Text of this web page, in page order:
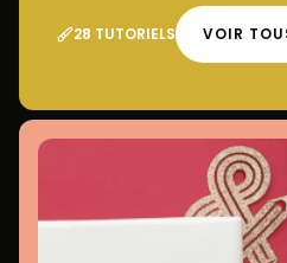
28 TUTORIELS VOIR